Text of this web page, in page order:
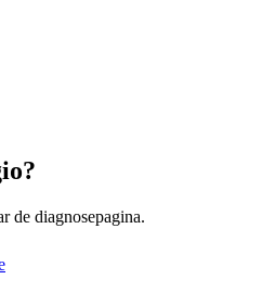
de diagnosepagina.